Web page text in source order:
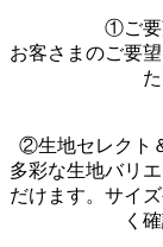
①ご要
お客さまのご要
②生地セレクト
多彩な生地バリ
だけます。サイ
く